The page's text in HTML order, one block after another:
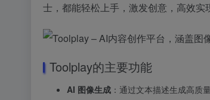
士，都能轻松上手，激发创意，高效实
Toolplay的主要功能
AI 图像生成 ：通过文本描述生成高质